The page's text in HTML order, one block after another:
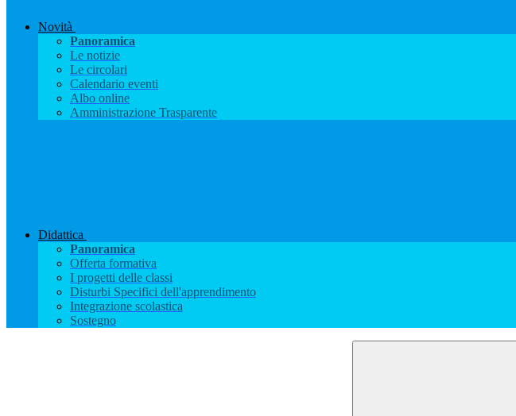
Novità
Panoramica
Le notizie
Le circolari
Calendario eventi
Albo online
Amministrazione Trasparente
Didattica
Panoramica
Offerta formativa
I progetti delle classi
Disturbi Specifici dell'apprendimento
Integrazione scolastica
Sostegno